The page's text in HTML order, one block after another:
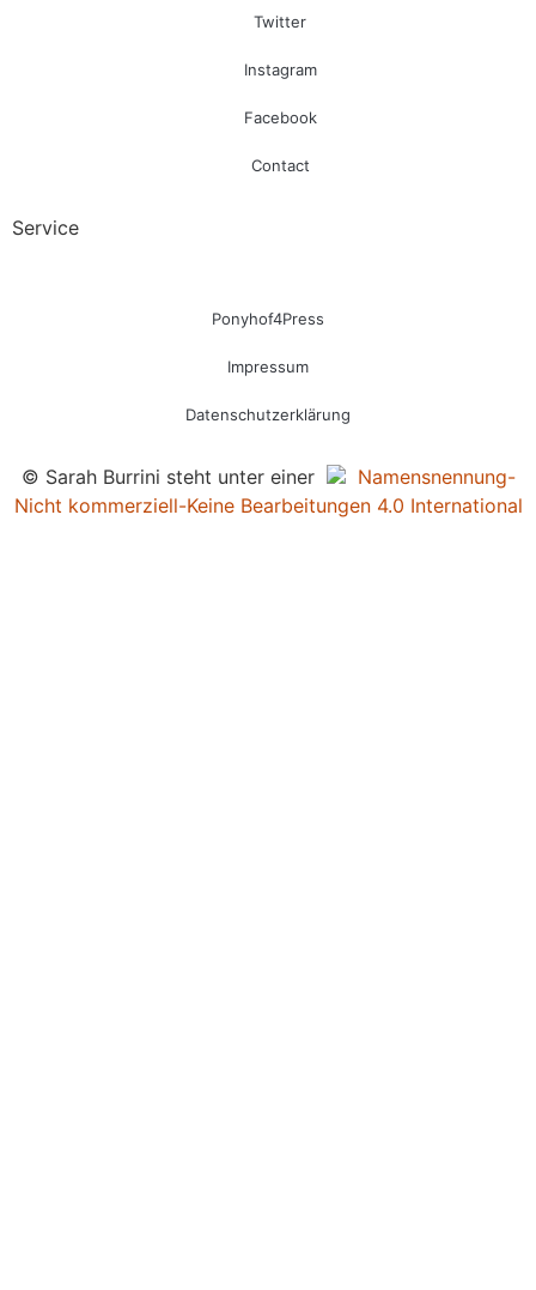
Twitter
Instagram
Facebook
Contact
Service
Ponyhof4Press
Impressum
Datenschutzerklärung
© Sarah Burrini steht unter einer
Namensnennung-
Nicht kommerziell-Keine Bearbeitungen 4.0 International